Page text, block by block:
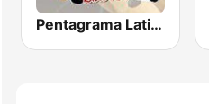
Pentagrama Latinoamericano Radio Folk